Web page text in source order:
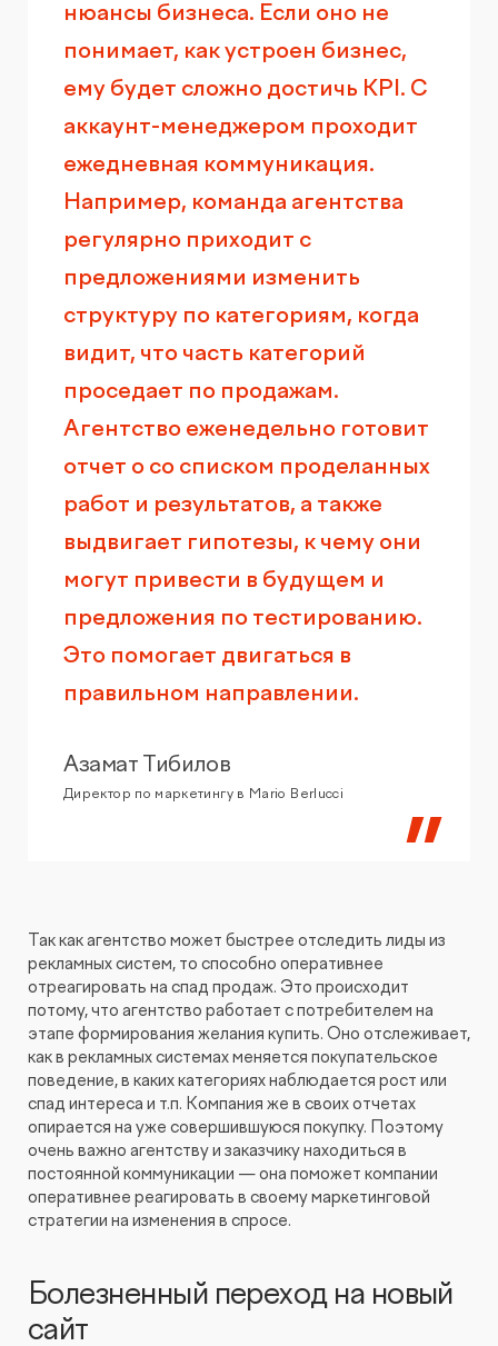
нюансы бизнеса. Если оно не
понимает, как устроен бизнес,
ему будет сложно достичь KPI. С
аккаунт-менеджером проходит
ежедневная коммуникация.
Например, команда агентства
регулярно приходит с
предложениями изменить
структуру по категориям, когда
видит, что часть категорий
проседает по продажам.
Агентство еженедельно готовит
отчет о со списком проделанных
работ и результатов, а также
выдвигает гипотезы, к чему они
могут привести в будущем и
предложения по тестированию.
Это помогает двигаться в
правильном направлении.
Азамат Тибилов
Директор по маркетингу в Mario Berlucci
Так как агентство может быстрее отследить лиды из
рекламных систем, то способно оперативнее
отреагировать на спад продаж. Это происходит
потому, что агентство работает с потребителем на
этапе формирования желания купить. Оно отслеживает,
как в рекламных системах меняется покупательское
поведение, в каких категориях наблюдается рост или
спад интереса и т.п. Компания же в своих отчетах
опирается на уже совершившуюся покупку. Поэтому
очень важно агентству и заказчику находиться в
постоянной коммуникации — она поможет компании
оперативнее реагировать в своему маркетинговой
стратегии на изменения в спросе.
Болезненный переход на новый
сайт